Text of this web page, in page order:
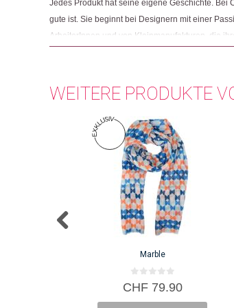
Jedes Produkt hat seine eigene Geschichte. Bei
gute ist. Sie beginnt bei Designern mit einer
ArbeiterInnen und von Kleinmanufakturen, die
WEITERE PRODUKTE
Marble
0
v
CHF79.90